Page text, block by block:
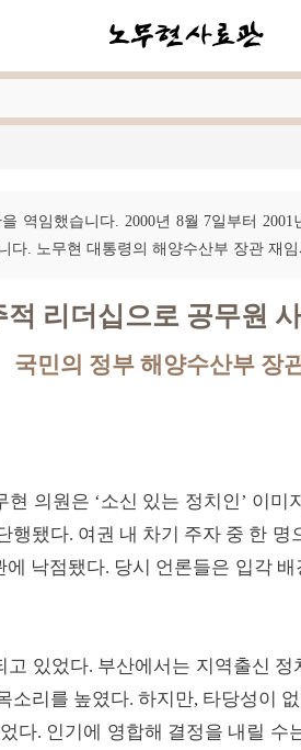
역임했습니다. 2000년 8월 7일부터
다. 노무현 대통령의 해양수산부 장관 재
적 리더십으로 공무원
국민의 정부 해양수산부 장
의원은 ‘소신 있는 정치인’ 이
행됐다. 여권 내 차기 주자 중 한
낙점됐다. 당시 언론들은 입각
있었다. 부산에서는 지역출신
리를 높였다. 하지만, 타당성이
다. 인기에 영합해 결정을 내릴